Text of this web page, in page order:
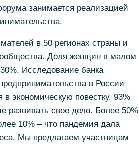
занимается реализацией
в 50 регионах страны и
Доля женщин в малом
Исследование банка
в России
экономическую повестку. 93%
свое дело. Более 50%
10% – что пандемия дала
Мы предлагаем участницам